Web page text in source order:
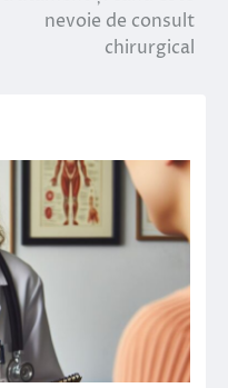
nevoie de consult
chirurgical